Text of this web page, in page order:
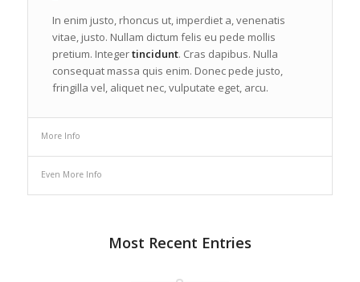
In enim justo, rhoncus ut, imperdiet a, venenatis
vitae, justo. Nullam dictum felis eu pede mollis
pretium. Integertincidunt. Cras dapibus. Nulla
consequat massa quis enim. Donec pede justo,
fringilla vel, aliquet nec, vulputate eget, arcu.
More Info
Even More Info
Most Recent Entries